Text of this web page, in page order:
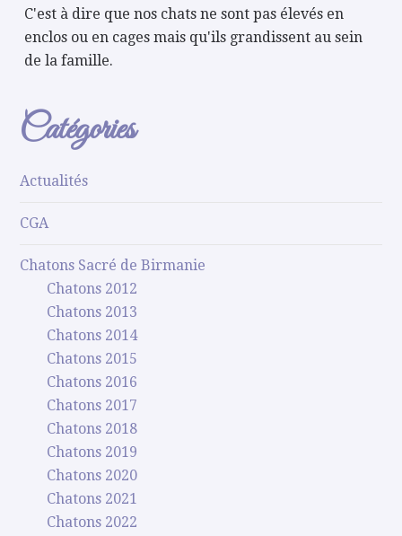
C'est à dire que nos chats ne sont pas élevés en
enclos ou en cages mais qu'ils grandissent au sein
de la famille.
Catégories
Actualités
CGA
Chatons Sacré de Birmanie
Chatons 2012
Chatons 2013
Chatons 2014
Chatons 2015
Chatons 2016
Chatons 2017
Chatons 2018
Chatons 2019
Chatons 2020
Chatons 2021
Chatons 2022